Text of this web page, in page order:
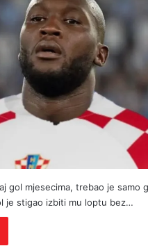
gol mjesecima, trebao je samo
je stigao izbiti mu loptu bez…